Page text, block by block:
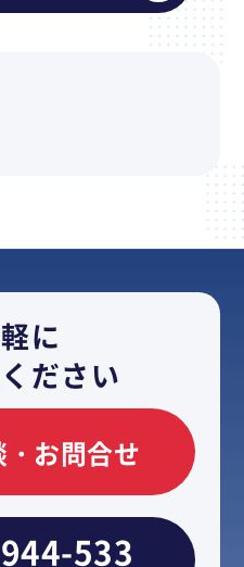
に
ださい
お問合せ
533